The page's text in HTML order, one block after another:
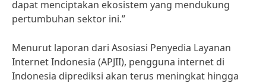
dapat menciptakan ekosistem yang mendukung
pertumbuhan sektor ini.”
Menurut laporan dari Asosiasi Penyedia Layanan
Internet Indonesia (APJII), pengguna internet di
Indonesia diprediksi akan terus meningkat hingga